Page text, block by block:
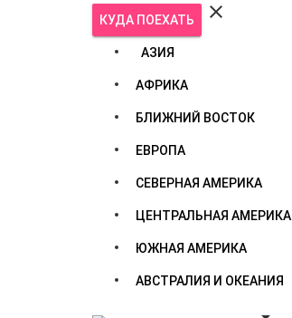
КУДА ПОЕХАТЬ 
АЗИЯ
АФРИКА
БЛИЖНИЙ ВОСТОК
ЕВРОПА
СЕВЕРНАЯ АМЕРИКА
ЦЕНТРАЛЬНАЯ АМЕРИКА
ЮЖНАЯ АМЕРИКА
АВСТРАЛИЯ И ОКЕАНИЯ